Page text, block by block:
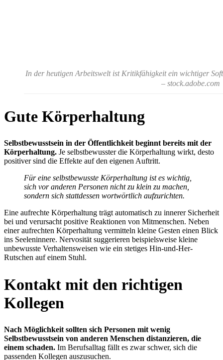
In der heutigen Arbeitswelt ist Kritikfähigkeit ein wichtiger
– stock.adobe.com
Gute Körperhaltung
Selbstbewusstsein in der Öffentlichkeit beginnt bereits mit der
Körperhaltung. Je selbstbewusster die Körperhaltung wirkt, desto
positiver sind die Effekte auf den eigenen Auftritt.
Für eine selbstbewusste Körperhaltung ist es wichtig,
sich vor anderen Personen nicht zu klein zu machen,
sondern sich stattdessen wortwörtlich aufzurichten.
Eine aufrechte Körperhaltung trägt automatisch zu innerer Sicherheit
bei und verursacht positive Reaktionen von Mitmenschen. Neben
einer aufrechten Körperhaltung vermitteln kleine Gesten einen Blick
ins Seeleninnere. Nervosität suggerieren beispielsweise kleine
unbewusste Verhaltensweisen wie ein stetiges Hin-und-Her-
Rutschen auf einem Stuhl.
Kontakt mit den richtigen
Kollegen
Nach Möglichkeit sollten sich Personen mit wenig
Selbstbewusstsein von anderen Menschen distanzieren, die
einem schaden. Im Berufsalltag fällt es zwar schwer, sich die
passenden Kollegen auszusuchen.